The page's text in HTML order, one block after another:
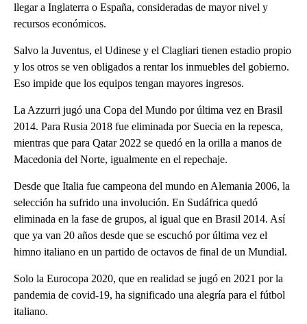
llegar a Inglaterra o España, consideradas de mayor nivel y
recursos económicos.
Salvo la Juventus, el Udinese y el Clagliari tienen estadio propio
y los otros se ven obligados a rentar los inmuebles del gobierno.
Eso impide que los equipos tengan mayores ingresos.
La Azzurri jugó una Copa del Mundo por última vez en Brasil
2014. Para Rusia 2018 fue eliminada por Suecia en la repesca,
mientras que para Qatar 2022 se quedó en la orilla a manos de
Macedonia del Norte, igualmente en el repechaje.
Desde que Italia fue campeona del mundo en Alemania 2006, la
selección ha sufrido una involución. En Sudáfrica quedó
eliminada en la fase de grupos, al igual que en Brasil 2014. Así
que ya van 20 años desde que se escuchó por última vez el
himno italiano en un partido de octavos de final de un Mundial.
Solo la Eurocopa 2020, que en realidad se jugó en 2021 por la
pandemia de covid-19, ha significado una alegría para el fútbol
italiano.